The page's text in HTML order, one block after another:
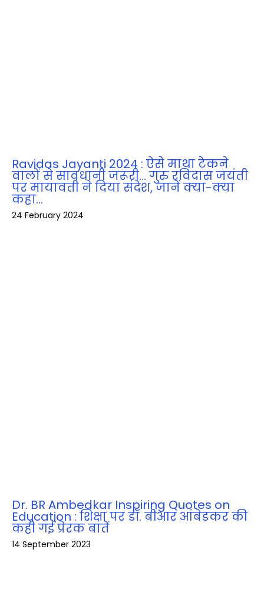
Ravidas Jayanti 2024 : ऐसे माथा टेकने
वालों से सावधानी जरूरी… गुरु रविदास जयंती
पर मायावती ने दिया संदेश, जानें क्‍या-क्‍या
कहा…
24 February 2024
Dr. BR Ambedkar Inspiring Quotes on
Education : शिक्षा पर डॉ. बीआर आंबेडकर की
कही गई प्रेरक बातें
14 September 2023